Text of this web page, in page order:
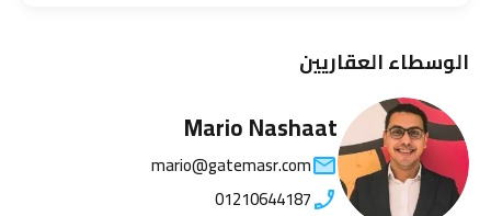
الوسطاء العقاريين
Mario Nashaat
mario@gatemasr.com
01210644187